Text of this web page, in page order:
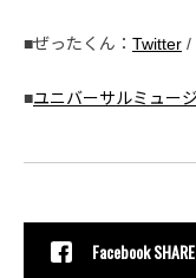
■ぜったくん： Twitter /
■ユニバーサルミュー
Facebook SHARE